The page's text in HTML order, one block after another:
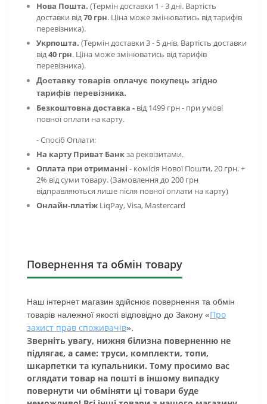
Нова Пошта. (Термін доставки 1 - 3 дні. Вартість
доставки від70 грн. Ціна може змінюватись від тарифів
перевізника).
Укрпошта. (Термін доставки 3 - 5 днів, Вартість доставки
від40 грн. Ціна може змінюватись від тарифів
перевізника).
Доставку товарів оплачує покупець згідно
тарифів перевізника.
Безкоштовна доставка - від 1499 грн - при умові
повної оплати на карту.
- Спосіб Оплати:
На карту Приват Банкза реквізитами.
Оплата при отриманні - комісія Нової Пошти, 20 грн. +
2% від суми товару. (Замовлення до 200 грн
відправляються лише після повної оплати на карту)
Онлайн-платіж LiqPay,Visa, Mastercard
Повернення та обмін товару
Наш інтернет магазин здійснює повернення та обмін
товарів належної якості відповідно до Закону «Про
захист прав споживачів».
Зверніть увагу, нижня білизна поверненню не
підлягає, а саме: труси, комплекти, топи,
шкарпетки та купальники. Тому просимо вас
оглядати товар на пошті в іншому випадку
повернути чи обміняти ці товари буде